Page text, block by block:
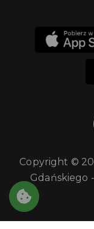
Copyright ©
Gdańskiego